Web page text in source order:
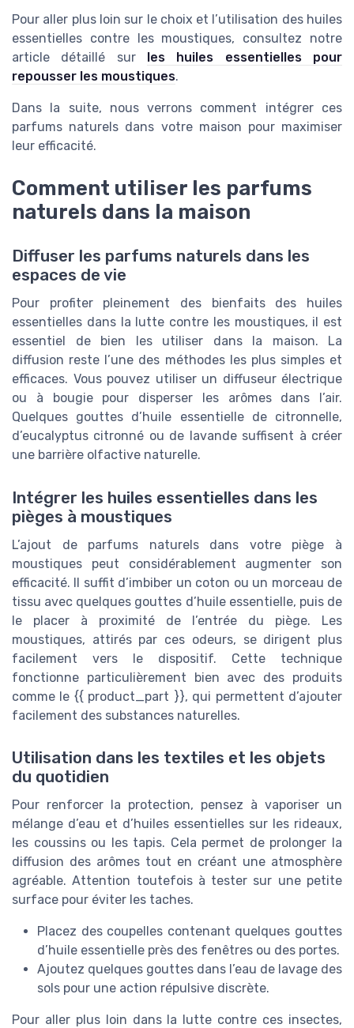
Pour aller plus loin sur le choix et l’utilisation des huiles
essentielles contre les moustiques, consultez notre
article détaillé sur les huiles essentielles pour
repousser les moustiques.
Dans la suite, nous verrons comment intégrer ces
parfums naturels dans votre maison pour maximiser
leur efficacité.
Comment utiliser les parfums
naturels dans la maison
Diffuser les parfums naturels dans les
espaces de vie
Pour profiter pleinement des bienfaits des huiles
essentielles dans la lutte contre les moustiques, il est
essentiel de bien les utiliser dans la maison. La
diffusion reste l’une des méthodes les plus simples et
efficaces. Vous pouvez utiliser un diffuseur électrique
ou à bougie pour disperser les arômes dans l’air.
Quelques gouttes d’huile essentielle de citronnelle,
d’eucalyptus citronné ou de lavande suffisent à créer
une barrière olfactive naturelle.
Intégrer les huiles essentielles dans les
pièges à moustiques
L’ajout de parfums naturels dans votre piège à
moustiques peut considérablement augmenter son
efficacité. Il suffit d’imbiber un coton ou un morceau de
tissu avec quelques gouttes d’huile essentielle, puis de
le placer à proximité de l’entrée du piège. Les
moustiques, attirés par ces odeurs, se dirigent plus
facilement vers le dispositif. Cette technique
fonctionne particulièrement bien avec des produits
comme le {{ product_part }}, qui permettent d’ajouter
facilement des substances naturelles.
Utilisation dans les textiles et les objets
du quotidien
Pour renforcer la protection, pensez à vaporiser un
mélange d’eau et d’huiles essentielles sur les rideaux,
les coussins ou les tapis. Cela permet de prolonger la
diffusion des arômes tout en créant une atmosphère
agréable. Attention toutefois à tester sur une petite
surface pour éviter les taches.
Placez des coupelles contenant quelques gouttes
d’huile essentielle près des fenêtres ou des portes.
Ajoutez quelques gouttes dans l’eau de lavage des
sols pour une action répulsive discrète.
Pour aller plus loin dans la lutte contre ces insectes,